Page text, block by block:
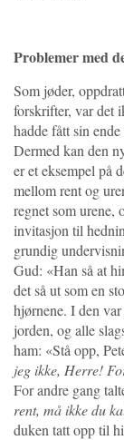
Problemer med
Som jøder,
forskrifter, var det
hadde fått sin
Dermed kan den
er et eksempel på
mellom rent og
regnet som urene,
invitasjon til
grundig
Gud: «Han så at
det så ut som en
hjørnene. I den
jorden, og alle
ham: «Stå opp,
jeg ikke, Herre!
For andre gang
rent, må ikke du
duken tatt opp til